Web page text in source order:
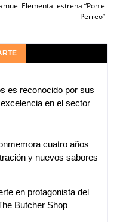
Elemental estrena “Ponle
Perreo”
es reconocido por sus
en el sector
cuatro años
y nuevos sabores
en protagonista del
Butcher Shop